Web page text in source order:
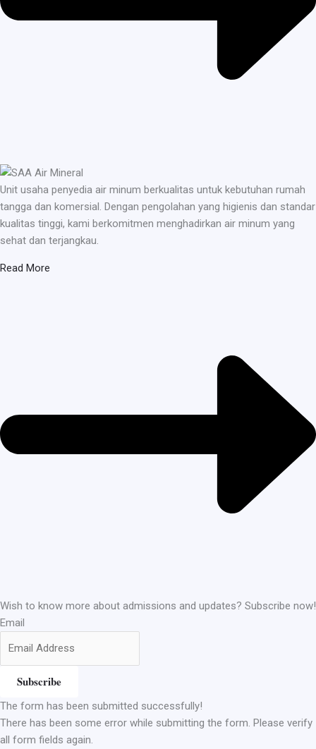
Unit usaha penyedia air minum berkualitas untuk kebutuhan rumah
tangga dan komersial. Dengan pengolahan yang higienis dan standar
kualitas tinggi, kami berkomitmen menghadirkan air minum yang
sehat dan terjangkau.
Read More
Wish to know more about admissions and updates? Subscribe now!
Email
Subscribe
The form has been submitted successfully!
There has been some error while submitting the form. Please verify
all form fields again.